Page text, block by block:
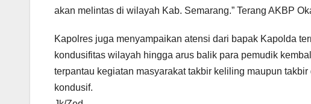
akan melintas di wilayah Kab. Semarang.” Terang AKBP
Kapolres juga menyampaikan atensi dari bapak Kapolda
kondusifitas wilayah hingga arus balik para pemudik
terpantau kegiatan masyarakat takbir keliling maupun
kondusif.